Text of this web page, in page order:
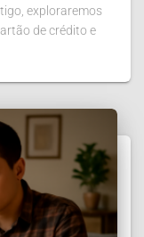
exploraremos
de crédito e